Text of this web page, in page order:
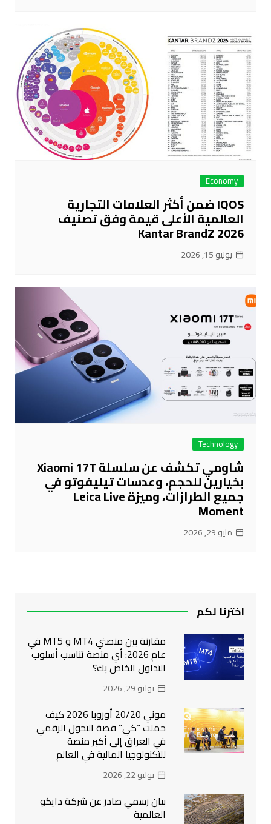
Economy
IQOS ضمن أكثر العلامات التجارية
العالمية الأعلى قيمةً وفق تصنيف
Kantar BrandZ 2026
يونيو 15, 2026
Technology
شاومي تكشف عن سلسلة Xiaomi 17T
بخيارين للحجم، وعدسات تيليفوتو في
جميع الطرازات، وميزة Leica Live
Moment
مايو 29, 2026
اخترنا لكم
مقارنة بين منصتي MT4 و MT5 في
عام 2026: أي منصة تناسب أسلوب
التداول الخاص بك؟
يوليو 29, 2026
موني 20/20 أوروبا 2026 كيف
حملت “كي” قصة التحول الرقمي
في العراق إلى أكبر منصة
للتكنولوجيا المالية في العالم
يوليو 22, 2026
بيان رسمي صادر عن شركة دايكو
العالمية